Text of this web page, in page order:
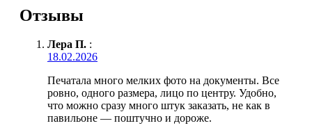
Отзывы
Лера П. :
18.02.2026
Печатала много мелких фото на документы. Все
ровно, одного размера, лицо по центру. Удобно,
что можно сразу много штук заказать, не как в
павильоне — поштучно и дороже.